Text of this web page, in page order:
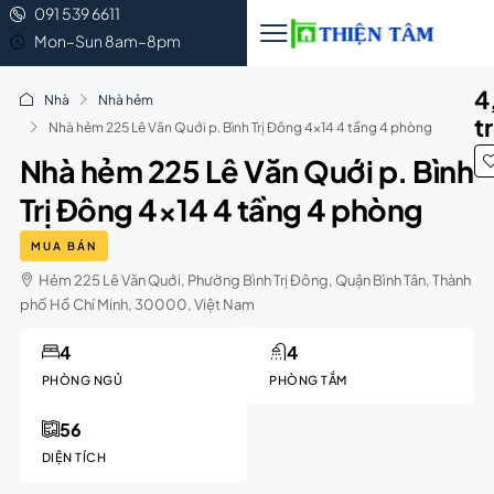
091 539 6611
Mon–Sun 8am–8pm
Nhà
Nhà hẻm
Nhà hẻm 225 Lê Văn Quới p. Bình Trị Đông 4×14 4 tầng 4 phòng
Nhà hẻm 225 Lê Văn Quới p. Bình
Trị Đông 4×14 4 tầng 4 phòng
MUA BÁN
Hẻm 225 Lê Văn Quới, Phường Bình Trị Đông, Quận Bình Tân, Thành
phố Hồ Chí Minh, 30000, Việt Nam
PHÒNG NGỦ
4
PHÒNG TẮM
4
DIỆN TÍCH
56